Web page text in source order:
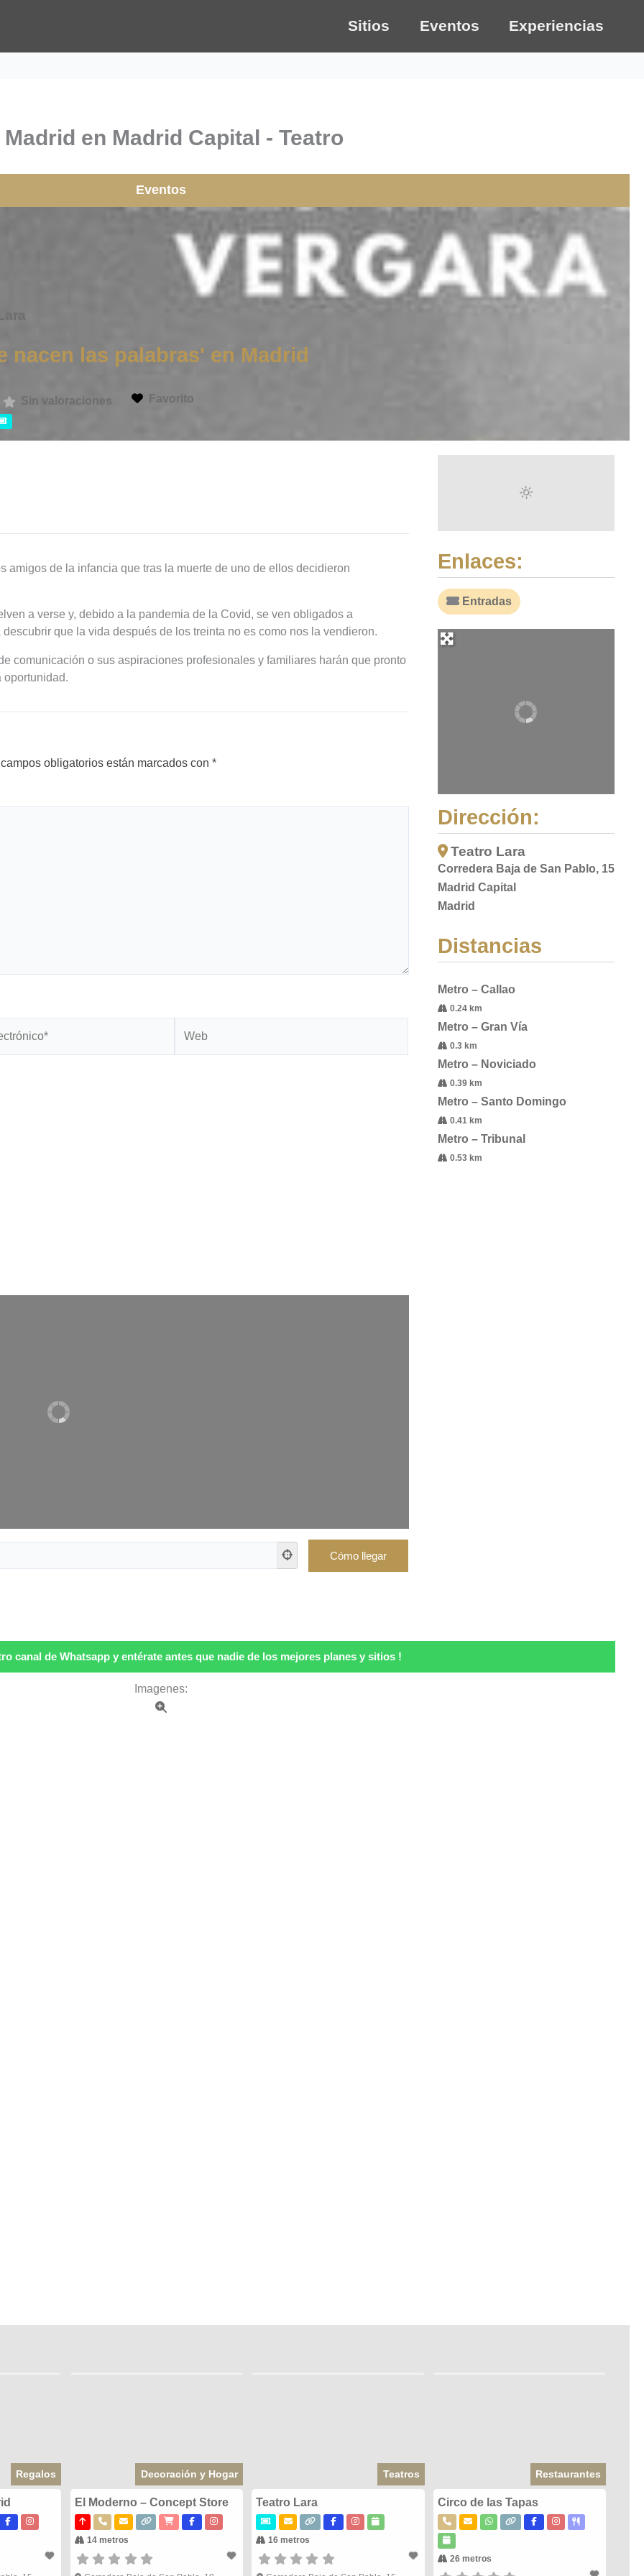
Sitios Eventos Experiencias
en Madrid Capital - Teatro
Eventos
nacen las palabras' en Madrid
Sin valoraciones Favorito
amigos de la infancia que tras la muerte de uno de ellos decidieron
a verse y, debido a la pandemia de la Covid, se ven obligados a
que la vida después de los treinta no es como nos la vendieron.
comunicación o sus aspiraciones profesionales y familiares harán que pronto
oportunidad.
campos obligatorios están marcados con *
Enlaces:
Entradas
Dirección:
Teatro Lara
Corredera Baja de San Pablo, 15
Madrid Capital
Madrid
Distancias
Metro – Callao
0.24 km
Metro – Gran Vía
0.3 km
Metro – Noviciado
0.39 km
Metro – Santo Domingo
0.41 km
Metro – Tribunal
0.53 km
canal de Whatsapp y entérate antes que nadie de los mejores planes y sitios !
Imagenes:
Regalos Decoración y Hogar
El Moderno – Concept Store
14 metros
Teatros
Teatro Lara
16 metros
Restaurantes
Circo de las Tapas
26 metros